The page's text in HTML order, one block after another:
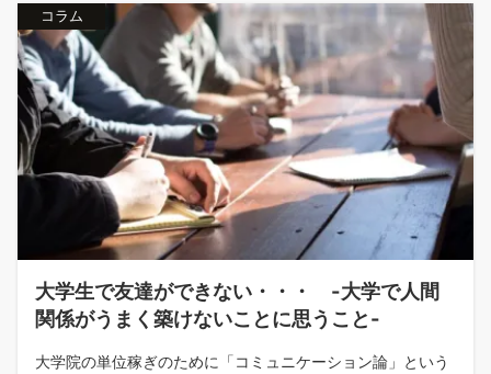
コラム
大学生で友達ができない・・・ -大学で人間
関係がうまく築けないことに思うこと-
大学院の単位稼ぎのために「コミュニケーション論」という